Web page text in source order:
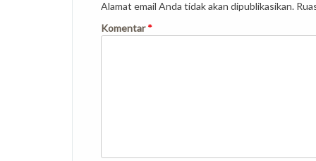
Alamat email Anda tidak akan dipublikasikan.
Komentar*